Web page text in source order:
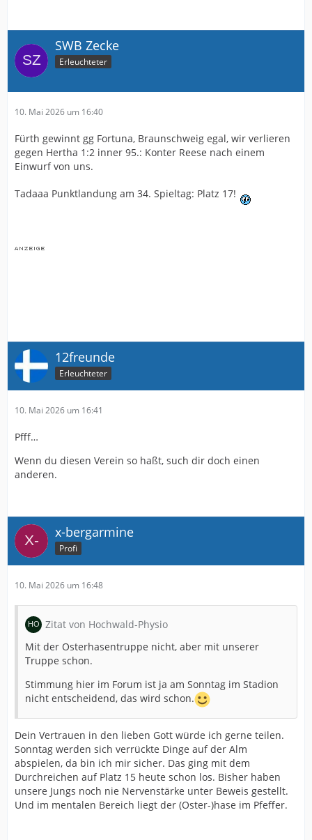
SWB Zecke
Erleuchteter
10. Mai 2026 um 16:40
Fürth gewinnt gg Fortuna, Braunschweig egal, wir verlieren
gegen Hertha 1:2 inner 95.: Konter Reese nach einem
Einwurf von uns.
Tadaaa Punktlandung am 34. Spieltag: Platz 17!
12freunde
Erleuchteter
10. Mai 2026 um 16:41
Pfff…
Wenn du diesen Verein so haßt, such dir doch einen
anderen.
x-bergarmine
Profi
10. Mai 2026 um 16:48
Zitat von Hochwald-Physio
Mit der Osterhasentruppe nicht, aber mit unserer
Truppe schon.
Stimmung hier im Forum ist ja am Sonntag im Stadion
nicht entscheidend, das wird schon.
Dein Vertrauen in den lieben Gott würde ich gerne teilen.
Sonntag werden sich verrückte Dinge auf der Alm
abspielen, da bin ich mir sicher. Das ging mit dem
Durchreichen auf Platz 15 heute schon los. Bisher haben
unsere Jungs noch nie Nervenstärke unter Beweis gestellt.
Und im mentalen Bereich liegt der (Oster-)hase im Pfeffer.